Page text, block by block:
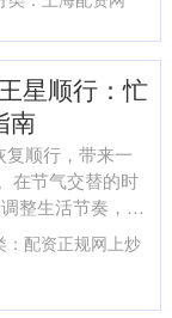
宝藏山....
星顺行：忙
南
复顺行，带来一
在节气交替的时
整生活节奏，迎
2026年的立春，
：配资正规网上炒